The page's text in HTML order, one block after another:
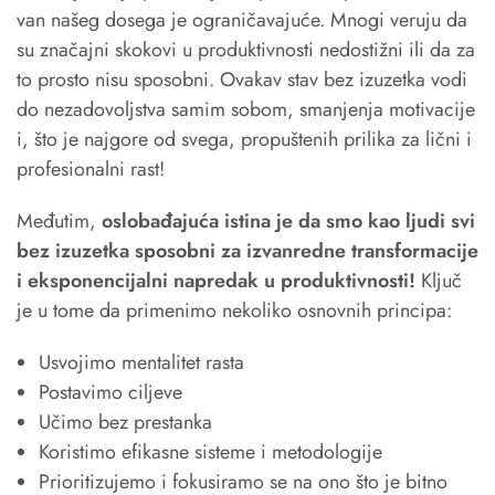
van našeg dosega je ograničavajuće. Mnogi veruju da
su značajni skokovi u produktivnosti nedostižni ili da za
to prosto nisu sposobni. Ovakav stav bez izuzetka vodi
do nezadovoljstva samim sobom, smanjenja motivacije
i, što je najgore od svega, propuštenih prilika za lični i
profesionalni rast!
Međutim, oslobađajuća istina je da smo kao ljudi svi
bez izuzetka sposobni za izvanredne transformacije
i eksponencijalni napredak u produktivnosti! Ključ
je u tome da primenimo nekoliko osnovnih principa:
Usvojimo mentalitet rasta
Postavimo ciljeve
Učimo bez prestanka
Koristimo efikasne sisteme i metodologije
Prioritizujemo i fokusiramo se na ono što je bitno